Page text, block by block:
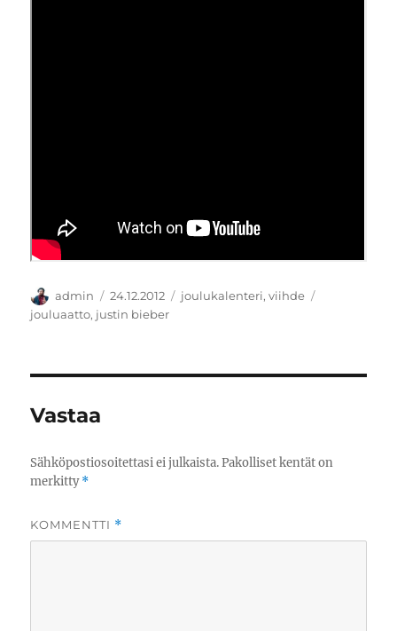
Kirjoittaja
admin Julkaistu
24.12.2012 Kategoriat
joulukalenteri,viihde
jouluaatto, justin bieber
Vastaa
Sähköpostiosoitettasi ei julkaista. Pakolliset kentät on
merkitty*
KOMMENTTI *